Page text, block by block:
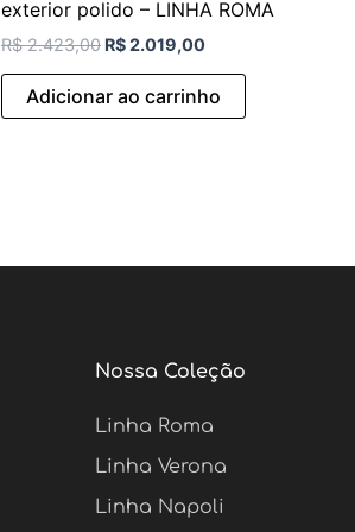
exterior polido – LINHA ROMA
R$2.423,00 R$2.019,00
Adicionar ao carrinho
Nossa Coleção
Linha Roma
Linha Verona
Linha Napoli